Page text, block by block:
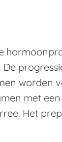
worden
met
Het